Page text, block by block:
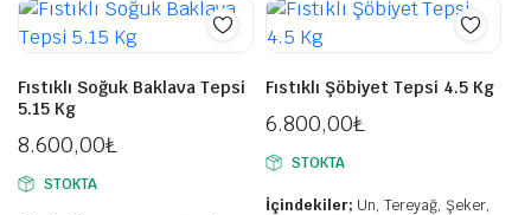
Fıstıklı Soğuk Baklava Tepsi
5.15 Kg
8.600,00₺
STOKTA
Fıstıklı Şöbiyet Tepsi 4.5 Kg
6.800,00₺
STOKTA
İçindekiler; Un, Tereyağ, Şeker,